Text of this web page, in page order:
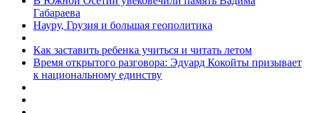
Габараева
Науру, Грузия и большая геополитика
Как заставить ребенка учиться и читать летом
Время открытого разговора: Эдуард Кокойты призывает
к национальному единству